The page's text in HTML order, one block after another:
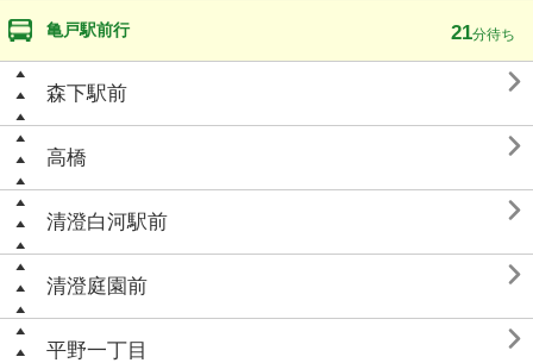
亀戸駅前行 21分待ち
森下駅前 
高橋 
清澄白河駅前 
清澄庭園前 
平野一丁目 